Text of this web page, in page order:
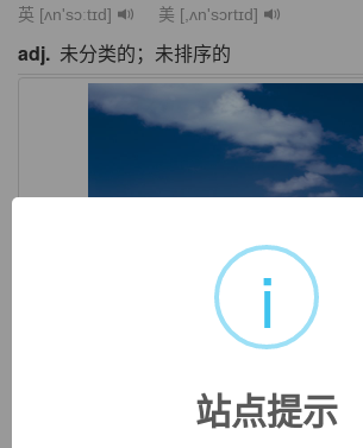
英 [ʌn'sɔːtɪd] 美 [,ʌn'sɔrtɪd]
adj. 未分类的；未排序的
1/ 3
i
站点提示